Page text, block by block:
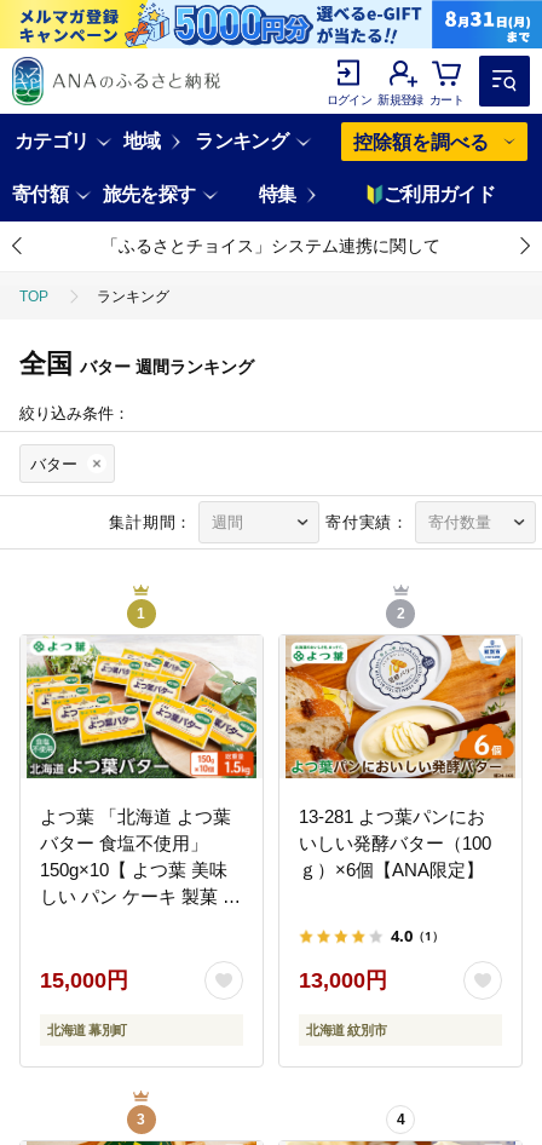
ログイン 新規登録 カート
カテゴリ 地域 ランキング 控除額を調べる
寄付額 旅先を探す 特集 ご利用ガイド
「ふるさとチョイス」システム連携に関して
TOP ランキング
全国 バター 週間ランキング
絞り込み条件：
バター
集計期間： 寄付実績：
1
よつ葉 「北海道 よつ葉
バター 食塩不使用」
150g×10【 よつ葉 美味
しい パン ケーキ 製菓 お
15,000円
北海道 幕別町
2
13-281 よつ葉パンにお
いしい発酵バター（100
ｇ）×6個【ANA限定】
4.0 （1）
13,000円
北海道 紋別市
3 4